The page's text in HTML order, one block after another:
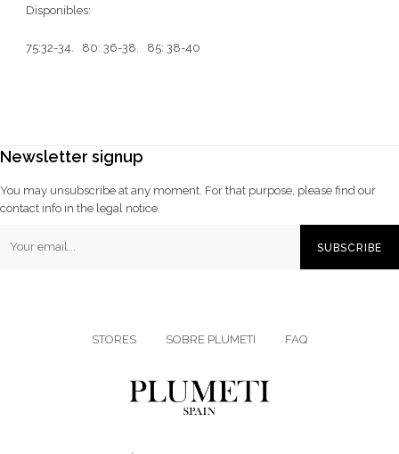
Disponibles:
75:32-34. 80: 36-38. 85: 38-40
Newsletter signup
You may unsubscribe at any moment. For that purpose, please find our
contact info in the legal notice.
SUBSCRIBE
STORES SOBRE PLUMETI FAQ